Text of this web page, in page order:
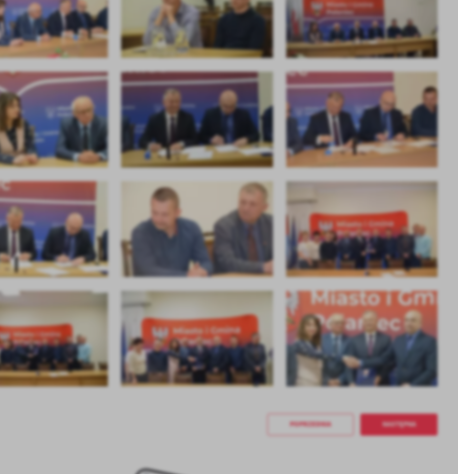
Twoją prywatność. Możesz zmienić ustawienia cookies lub zaakceptować je
pliki cookies służą do prawidłowego funkcjonowania strony internetowej i
Ci komfortowe korzystanie z oferowanych przez nas usług.
cookies odpowiadają na podejmowane przez Ciebie działania w celu m.in. dostosowania
ustawień preferencji prywatności, logowania czy wypełniania formularzy. Dzięki plikom
strona, z której korzystasz, może działać bez zakłóceń.
POPRZEDNIA NASTĘPNA